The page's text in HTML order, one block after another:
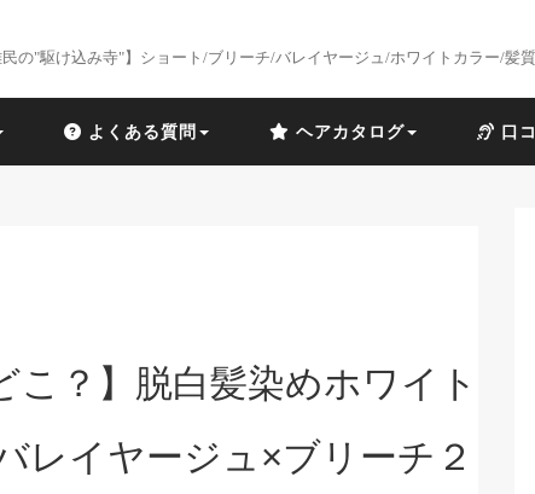
民の"駆け込み寺"】ショート/ブリーチ/バレイヤージュ/ホワイトカラー/髪
よくある質問 ヘアカタログ 口
こ？】脱白髪染めホワイト
レイヤージュ×ブリーチ２